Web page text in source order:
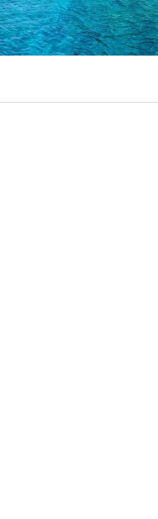
は、事前にお申し出ください。
加え、予測不能なクジラの行動
が生じる可能性があります。そ
の他いかなる理由があっても、